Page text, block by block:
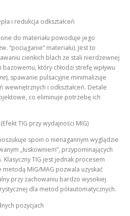
i redukcja odkształceń
do materiału powoduje jego
“pociąganie” materiału). Jest to
cienkich blach ze stali nierdzewnej
który chłodzi strefę wpływu
), spawanie pulsacyjne minimalizuje
wewnętrznych i odkształceń. Detale
co eliminuje potrzebę ich
TIG przy wydajności MIG)
spoin o nienagannym wyglądzie
„łuskowniem”, przypominających
Klasyczny TIG jest jednak procesem
MIG/MAG pozwala uzyskać
przy zachowaniu bardzo wysokiej
dla metod półautomatycznych.
pozycjach